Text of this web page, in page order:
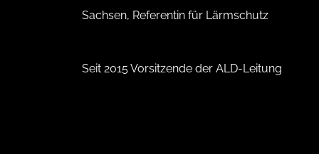
Sachsen, Referentin für Lärmschutz
Seit 2015 Vorsitzende der ALD-Leitung